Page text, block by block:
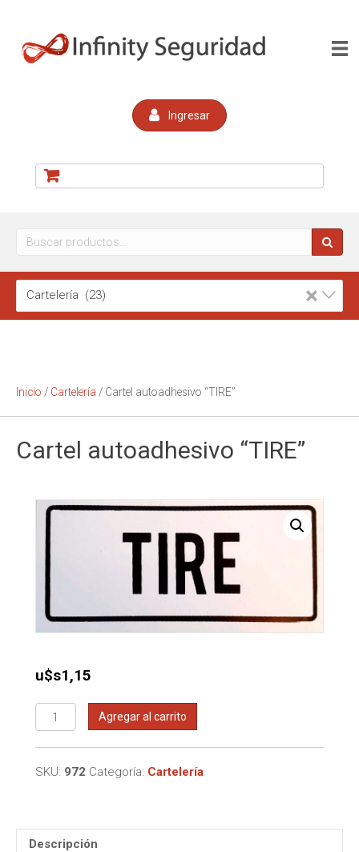
Ingresar
Buscar
×
Cartelería (23)
Inicio / Cartelería / Cartel autoadhesivo “TIRE”
Cartel autoadhesivo “TIRE”
u$s1,15
Cartel
autoadhesivo
"TIRE"
Agregar al carrito
SKU: 972 Categoría: Cartelería
Descripción